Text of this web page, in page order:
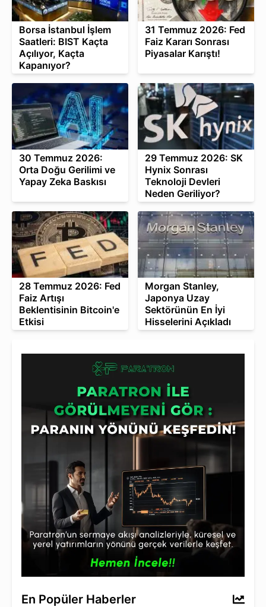
Borsa İstanbul İşlem
Saatleri: BIST Kaçta
Açılıyor, Kaçta
Kapanıyor?
31 Temmuz 2026: Fed
Faiz Kararı Sonrası
Piyasalar Karıştı!
30 Temmuz 2026:
Orta Doğu Gerilimi ve
Yapay Zeka Baskısı
29 Temmuz 2026: SK
Hynix Sonrası
Teknoloji Devleri
Neden Geriliyor?
28 Temmuz 2026: Fed
Faiz Artışı
Beklentisinin Bitcoin'e
Etkisi
Morgan Stanley,
Japonya Uzay
Sektörünün En İyi
Hisselerini Açıkladı
En Popüler Haberler